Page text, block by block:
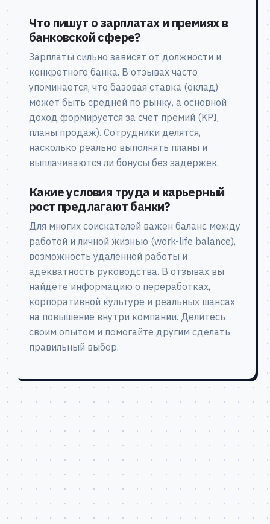
Что пишут о зарплатах и премиях в
банковской сфере?
Зарплаты сильно зависят от должности и
конкретного банка. В отзывах часто
упоминается, что базовая ставка (оклад)
может быть средней по рынку, а основной
доход формируется за счет премий (KPI,
планы продаж). Сотрудники делятся,
насколько реально выполнять планы и
выплачиваются ли бонусы без задержек.
Какие условия труда и карьерный
рост предлагают банки?
Для многих соискателей важен баланс между
работой и личной жизнью (work-life balance),
возможность удаленной работы и
адекватность руководства. В отзывах вы
найдете информацию о переработках,
корпоративной культуре и реальных шансах
на повышение внутри компании. Делитесь
своим опытом и помогайте другим сделать
правильный выбор.